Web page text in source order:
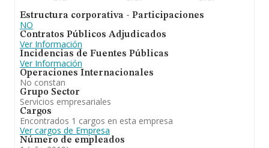
Estructura corporativa - Participaciones
NO
Contratos Públicos Adjudicados
Ver Información
Incidencias de Fuentes Públicas
Ver Información
Operaciones Internacionales
No constan
Grupo Sector
Servicios empresariales
Cargos
Encontrados 1 cargos en esta empresa
Ver cargos de Empresa
Número de empleados